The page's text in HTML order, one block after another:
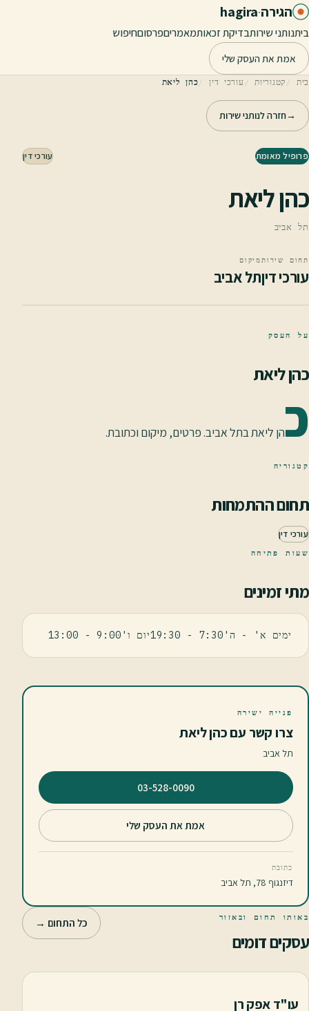
דלג לתוכן הראשי
הגירה·
hagira
ביתנותני שירותבדיקת זכאותמאמריםפרסוםחיפוש
אמת את העסק שלי
בית קטגוריות עורכי דין כהן ליאת
→חזרה לנותני שירות
פרופיל מאומת עורכי דין
כהן ליאת
תל אביב
תחום שירות
עורכי דין
מיקום
תל אביב
על העסק
כהן ליאת
כהן ליאת בתל אביב. פרטים, מיקום וכתובת.
קטגוריה
תחום ההתמחות
עורכי דין
שעות פתיחה
מתי זמינים
ימים א' - ה'7:30 - 19:30יום ו'9:00 - 13:00
פנייה ישירה
צרו קשר עם כהן ליאת
תל אביב
⁦03-528-0090⁩
אמת את העסק שלי
כתובת
דיזנגוף 78, תל אביב
באותו תחום ובאזור
עסקים דומים
כל התחום →
עו"ד אפק רן